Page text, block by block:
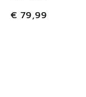
€ 79,99